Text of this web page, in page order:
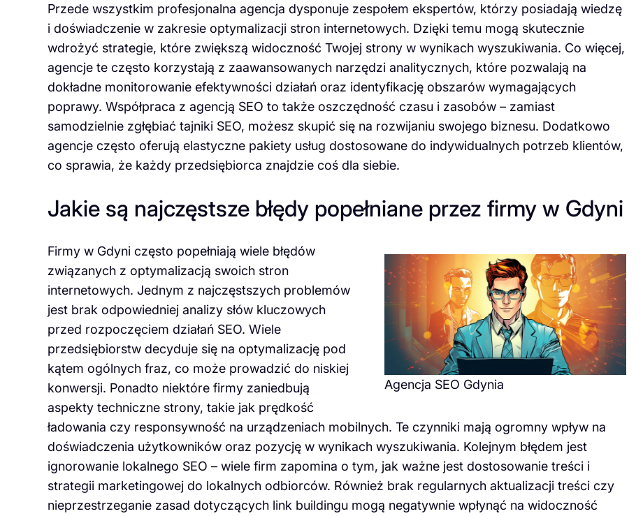
Przede wszystkim profesjonalna agencja dysponuje zespołem ekspertów, którzy posiadają wiedzę
i doświadczenie w zakresie optymalizacji stron internetowych. Dzięki temu mogą skutecznie
wdrożyć strategie, które zwiększą widoczność Twojej strony w wynikach wyszukiwania. Co więcej,
agencje te często korzystają z zaawansowanych narzędzi analitycznych, które pozwalają na
dokładne monitorowanie efektywności działań oraz identyfikację obszarów wymagających
poprawy. Współpraca z agencją SEO to także oszczędność czasu i zasobów – zamiast
samodzielnie zgłębiać tajniki SEO, możesz skupić się na rozwijaniu swojego biznesu. Dodatkowo
agencje często oferują elastyczne pakiety usług dostosowane do indywidualnych potrzeb klientów,
co sprawia, że każdy przedsiębiorca znajdzie coś dla siebie.
Jakie są najczęstsze błędy popełniane przez firmy w Gdyni
Agencja SEO Gdynia
Firmy w Gdyni często popełniają wiele błędów
związanych z optymalizacją swoich stron
internetowych. Jednym z najczęstszych problemów
jest brak odpowiedniej analizy słów kluczowych
przed rozpoczęciem działań SEO. Wiele
przedsiębiorstw decyduje się na optymalizację pod
kątem ogólnych fraz, co może prowadzić do niskiej
konwersji. Ponadto niektóre firmy zaniedbują
aspekty techniczne strony, takie jak prędkość
ładowania czy responsywność na urządzeniach mobilnych. Te czynniki mają ogromny wpływ na
doświadczenia użytkowników oraz pozycję w wynikach wyszukiwania. Kolejnym błędem jest
ignorowanie lokalnego SEO – wiele firm zapomina o tym, jak ważne jest dostosowanie treści i
strategii marketingowej do lokalnych odbiorców. Również brak regularnych aktualizacji treści czy
nieprzestrzeganie zasad dotyczących link buildingu mogą negatywnie wpłynąć na widoczność